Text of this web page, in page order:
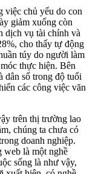
việc chủ yếu do con
giảm xuống còn
dịch vụ tài chính và
cho thấy tự động
túy do người làm
thực hiện. Bên
dân số trong độ tuổi
các công việc văn
trên thị trường lao
chúng ta chưa có
doanh nghiệp.
web là một nghề
sống là như vậy,